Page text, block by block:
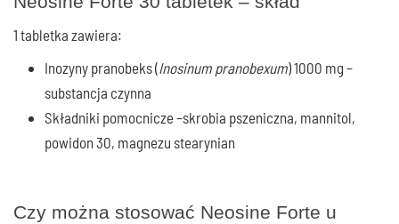
1 tabletka zawiera:
Inozyny pranobeks (Inosinum pranobexum) 1000 mg –
substancja czynna
Składniki pomocnicze –skrobia pszeniczna, mannitol,
powidon 30, magnezu stearynian
Czy można stosować Neosine Forte u